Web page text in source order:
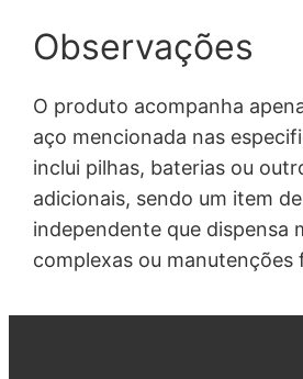
Observações
O produto acompanha
aço mencionada nas
inclui pilhas, baterias ou
adicionais, sendo um item
independente que dispensa
complexas ou manutenções